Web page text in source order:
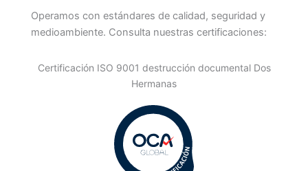
Operamos con estándares de calidad, seguridad y
medioambiente. Consulta nuestras certificaciones:
Certificación ISO 9001 destrucción documental Dos
Hermanas